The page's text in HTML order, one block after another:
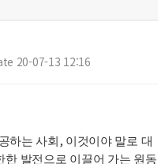
20-07-13 12:16
하는 사회 , 이것이야 말로 대
발전으로 이끌어 가는 원동